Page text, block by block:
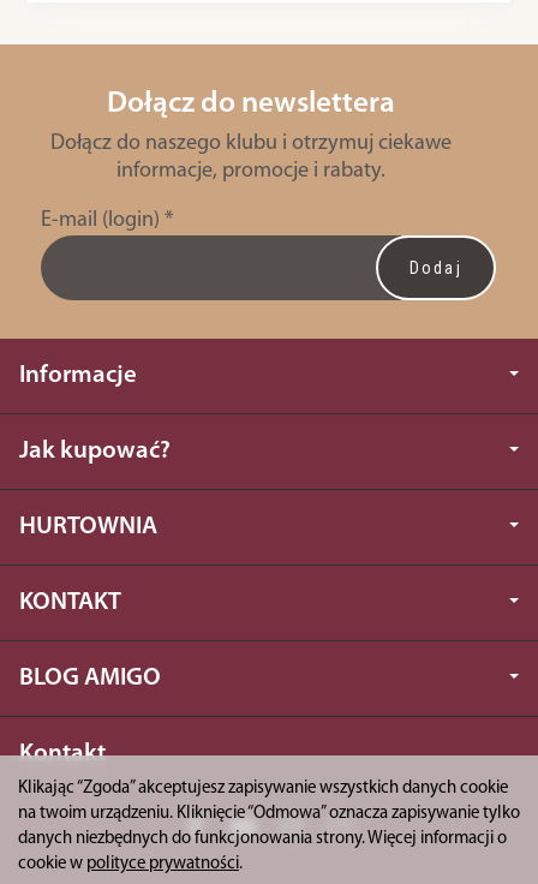
Dołącz do newslettera
Dołącz do naszego klubu i otrzymuj ciekawe
informacje, promocje i rabaty.
E-mail (login) *
Informacje
Jak kupować?
HURTOWNIA
KONTAKT
BLOG AMIGO
Kontakt
Klikając “Zgoda” akceptujesz zapisywanie wszystkich danych cookie
na twoim urządzeniu. Kliknięcie “Odmowa” oznacza zapisywanie tylko
danych niezbędnych do funkcjonowania strony. Więcej informacji o
cookie w polityce prywatności.